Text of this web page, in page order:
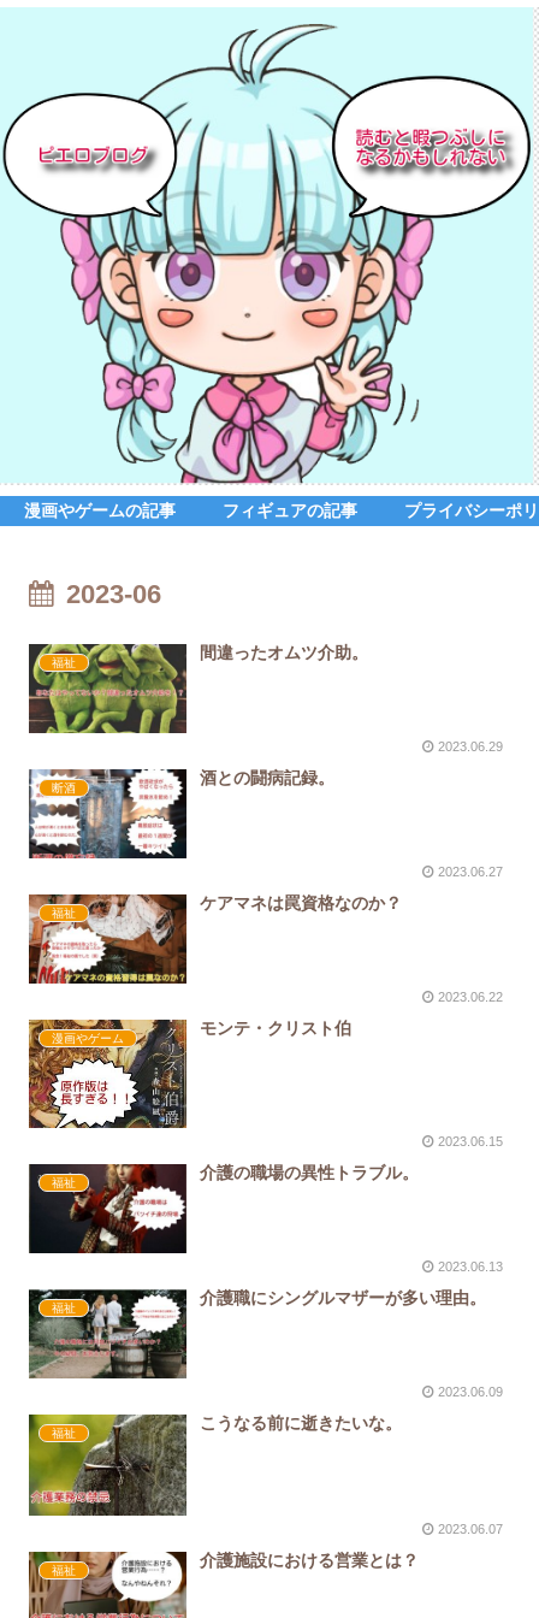
漫画やゲームの記事 フィギュアの記事 プライバシーポ
2023-06
福祉
間違ったオムツ介助。
2023.06.29
断酒
酒との闘病記録。
2023.06.27
福祉
ケアマネは罠資格なのか？
2023.06.22
漫画やゲーム
モンテ・クリスト伯
2023.06.15
福祉
介護の職場の異性トラブル。
2023.06.13
福祉
介護職にシングルマザーが多い理由。
2023.06.09
福祉
こうなる前に逝きたいな。
2023.06.07
福祉
介護施設における営業とは？